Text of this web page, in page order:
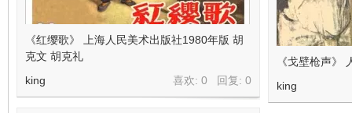
《红缨歌》 上海人民美术出版社1980年版 胡
克文 胡克礼
喜欢: 0 回复: 0
king
《戈壁枪声》
king